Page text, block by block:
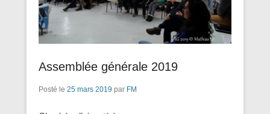
Assemblée générale 2019
Posté le 25 mars 2019 par FM